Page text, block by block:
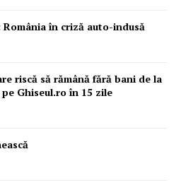
în criză auto-indusă
riscă să rămână fără bani de la
Ghiseul.ro în 15 zile